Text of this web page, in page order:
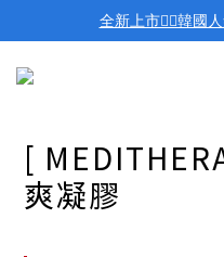
[
爽凝膠
全新上市❤️‍🔥韓國